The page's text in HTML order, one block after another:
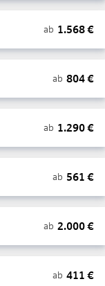
ab 1.568€
ab 804€
ab 1.290€
ab 561 €
ab 2.000€
ab 411 €